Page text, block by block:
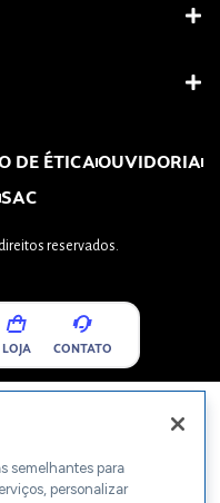
DE ÉTICAOUVIDORIA
SAC
reservados.
LOJA CONTATO
semelhantes para
personalizar